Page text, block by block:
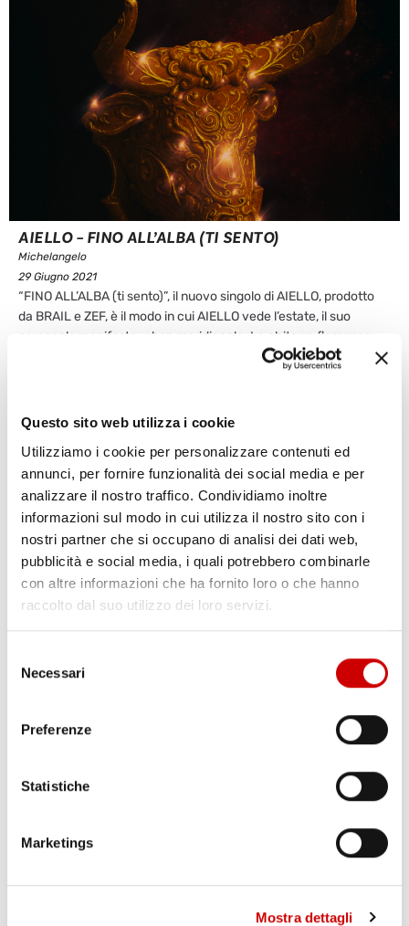
Questo sito web utilizza i cookie
Utilizziamo i cookie per personalizzare contenuti ed
annunci, per fornire funzionalità dei social media e per
analizzare il nostro traffico. Condividiamo inoltre
informazioni sul modo in cui utilizza il nostro sito con i
nostri partner che si occupano di analisi dei dati web,
pubblicità e social media, i quali potrebbero combinarle
con altre informazioni che ha fornito loro o che hanno
raccolto dal suo utilizzo dei loro servizi.
delNecessari
Preferenze
Statistiche
Marketings
Mostra dettagli
AIELLO – FINO ALL’ALBA (TI SENTO)
Michelangelo
29 Giugno 2021
“FINO ALL’ALBA (ti sento)”, il nuovo singolo di AIELLO, prodotto
da BRAIL e ZEF, è il modo in cui AIELLO vede l’estate, il suo
personale manifesto urban meridionale. La chitarra flamenca
incontra suoni più street, le armonie più latine si mescolano al
29 Giugno 2021
Con tre singoli straordinari, che si sono fatti strada nelle radio di
le sue hits ha fatto divertire i suoi fan per tutto lo scorso anno.
scena musicale dance ...